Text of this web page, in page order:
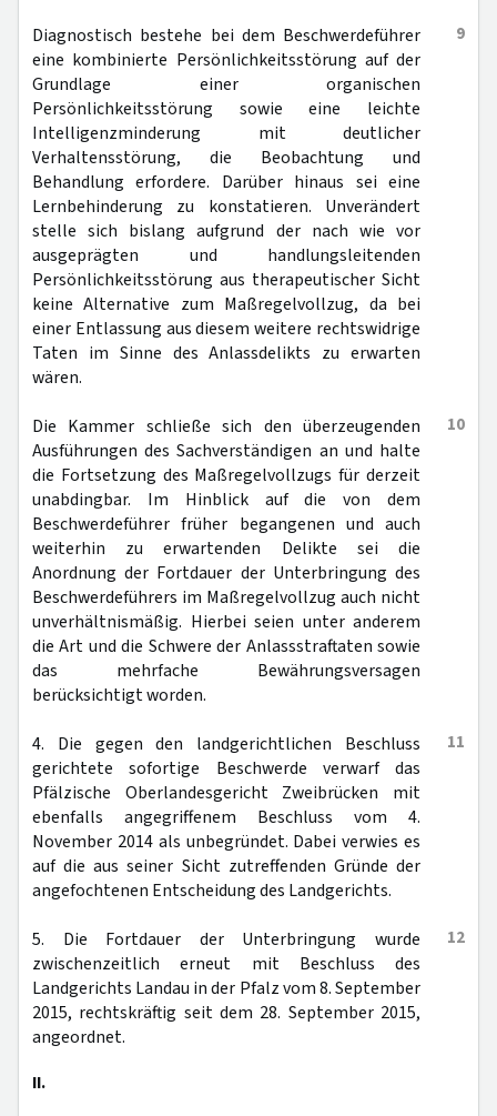
9
Diagnostisch bestehe bei dem Beschwerdeführer
eine kombinierte Persönlichkeitsstörung auf der
Grundlage einer organischen
Persönlichkeitsstörung sowie eine leichte
Intelligenzminderung mit deutlicher
Verhaltensstörung, die Beobachtung und
Behandlung erfordere. Darüber hinaus sei eine
Lernbehinderung zu konstatieren. Unverändert
stelle sich bislang aufgrund der nach wie vor
ausgeprägten und handlungsleitenden
Persönlichkeitsstörung aus therapeutischer Sicht
keine Alternative zum Maßregelvollzug, da bei
einer Entlassung aus diesem weitere rechtswidrige
Taten im Sinne des Anlassdelikts zu erwarten
wären.
10
Die Kammer schließe sich den überzeugenden
Ausführungen des Sachverständigen an und halte
die Fortsetzung des Maßregelvollzugs für derzeit
unabdingbar. Im Hinblick auf die von dem
Beschwerdeführer früher begangenen und auch
weiterhin zu erwartenden Delikte sei die
Anordnung der Fortdauer der Unterbringung des
Beschwerdeführers im Maßregelvollzug auch nicht
unverhältnismäßig. Hierbei seien unter anderem
die Art und die Schwere der Anlassstraftaten sowie
das mehrfache Bewährungsversagen
berücksichtigt worden.
11
4. Die gegen den landgerichtlichen Beschluss
gerichtete sofortige Beschwerde verwarf das
Pfälzische Oberlandesgericht Zweibrücken mit
ebenfalls angegriffenem Beschluss vom 4.
November 2014 als unbegründet. Dabei verwies es
auf die aus seiner Sicht zutreffenden Gründe der
angefochtenen Entscheidung des Landgerichts.
12
5. Die Fortdauer der Unterbringung wurde
zwischenzeitlich erneut mit Beschluss des
Landgerichts Landau in der Pfalz vom 8. September
2015, rechtskräftig seit dem 28. September 2015,
angeordnet.
II.